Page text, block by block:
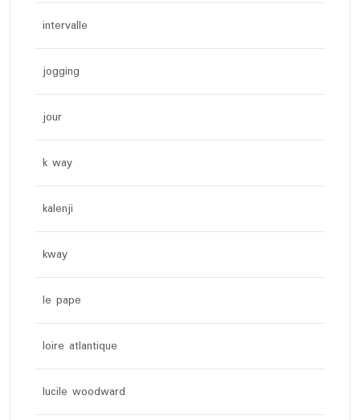
intervalle
jogging
jour
k way
kalenji
kway
le pape
loire atlantique
lucile woodward